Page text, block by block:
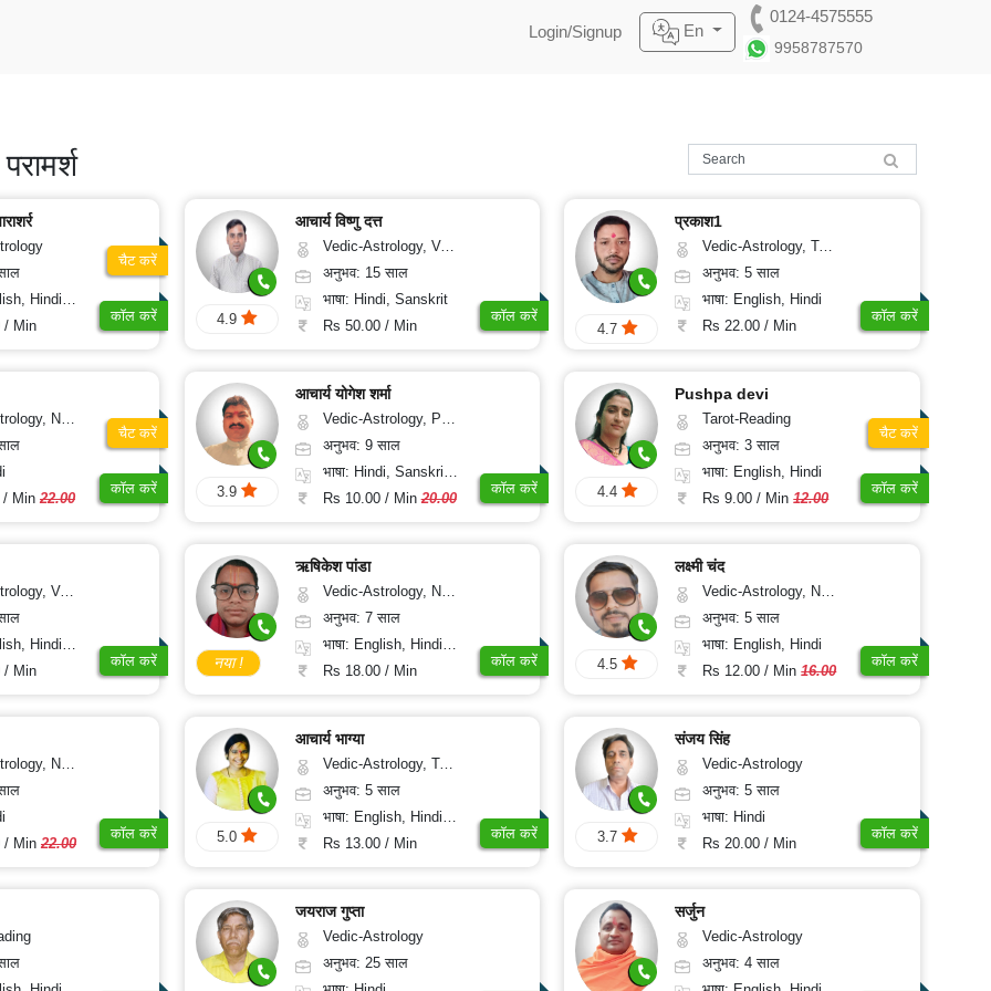
Login/Signup En
0124-4575555
9958787570
Hindi, Punjabi
/ Min
कॉल करें
चैट करें
4.9
आचार्य विष्णु दत्त
Vedic-Astrology, Vasthu, Nadi-Astrology
अनुभव: 15 साल
भाषा: Hindi, Sanskrit
Rs 50.00 / Min
कॉल करें
4.7
प्रकाश1
Vedic-Astrology, Tarot-Reading, Nadi-Astrology
अनुभव: 5 साल
भाषा: English, Hindi
Rs 22.00 / Min
कॉल करें
Prashna-Kundali
/ Min22.00
कॉल करें
चैट करें
3.9
आचार्य योगेश शर्मा
Vedic-Astrology, Prashna-Kundali
अनुभव: 9 साल
भाषा: Hindi, Sanskrit, Rajasthani
Rs 10.00 / Min20.00
कॉल करें 4.4
Pushpa devi
Tarot-Reading
अनुभव: 3 साल
भाषा: English, Hindi
Rs 9.00 / Min12.00
कॉल करें
चैट करें
Vasthu
Sanskrit
/ Min
कॉल करें नया !
ऋषिकेश पांडा
Vedic-Astrology, Numerology, Prashna-Kundali
अनुभव: 7 साल
भाषा: English, Hindi, Tamil, Odiya, Sanskrit
Rs 18.00 / Min
कॉल करें 4.5
लक्ष्मी चंद
Vedic-Astrology, Numerology, Vasthu, Psychology
अनुभव: 5 साल
भाषा: English, Hindi
Rs 12.00 / Min16.00
कॉल करें
Numerology
/ Min22.00
कॉल करें 5.0
आचार्य भाग्या
Vedic-Astrology, Tarot-Reading, Numerology, Vasthu, Prashna-Kundali
अनुभव: 5 साल
भाषा: English, Hindi, Telugu
Rs 13.00 / Min
कॉल करें 3.7
संजय सिंह
Vedic-Astrology
अनुभव: 5 साल
भाषा: Hindi
Rs 20.00 / Min
कॉल करें
जयराज गुप्ता
Vedic-Astrology
अनुभव: 25 साल
सर्जुन
Vedic-Astrology
अनुभव: 4 साल